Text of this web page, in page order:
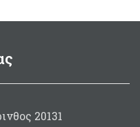
20131